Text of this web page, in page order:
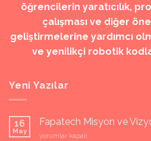
öğrencilerin yaratıcılık,
çalışması ve diğer
geliştirmelerine yardımcı
ve yenilikçi robotik
Yeni Yazılar
16
May
Fapatech Misyon ve
Fapatech
yorumlar kapalı